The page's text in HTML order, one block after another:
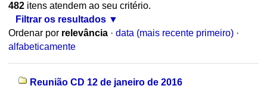
482itens atendem ao seu critério.
Filtrar os resultados
Ordenar por relevância · data (mais recente primeiro) ·
alfabeticamente
Reunião CD 12 de janeiro de 2016